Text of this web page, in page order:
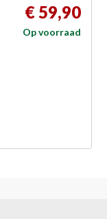
€ 59,90
Op voorraad